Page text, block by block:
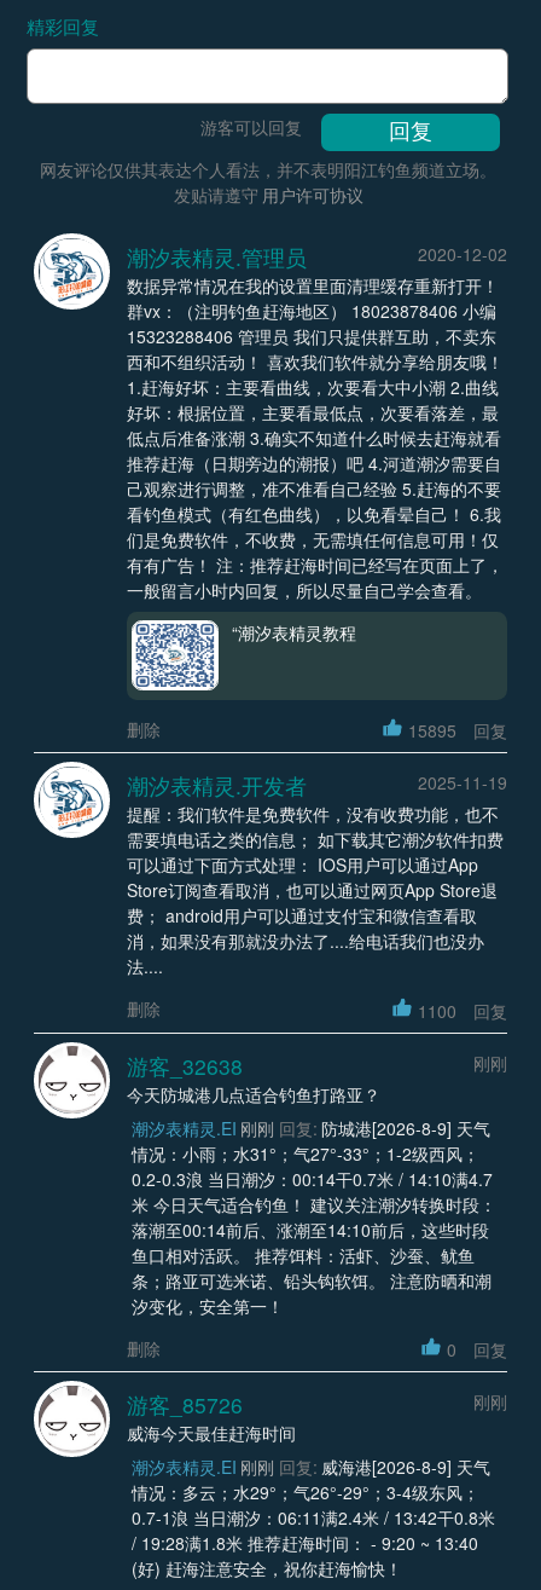
精彩回复
游客可以回复
网友评论仅供其表达个人看法，并不表明阳江钓鱼频道立场。
发贴请遵守 用户许可协议
潮汐表精灵.管理员
2020-12-02
数据异常情况在我的设置里面清理缓存重新打开！
群vx：（注明钓鱼赶海地区） 18023878406 小编
15323288406 管理员 我们只提供群互助，不卖东
西和不组织活动！ 喜欢我们软件就分享给朋友哦！
1.赶海好坏：主要看曲线，次要看大中小潮 2.曲线
好坏：根据位置，主要看最低点，次要看落差，最
低点后准备涨潮 3.确实不知道什么时候去赶海就看
推荐赶海（日期旁边的潮报）吧 4.河道潮汐需要自
己观察进行调整，准不准看自己经验 5.赶海的不要
看钓鱼模式（有红色曲线），以免看晕自己！ 6.我
们是免费软件，不收费，无需填任何信息可用！仅
有有广告！ 注：推荐赶海时间已经写在页面上了，
一般留言小时内回复，所以尽量自己学会查看。
“潮汐表精灵教程
删除 15895 回复
潮汐表精灵.开发者
2025-11-19
提醒：我们软件是免费软件，没有收费功能，也不
需要填电话之类的信息； 如下载其它潮汐软件扣费
可以通过下面方式处理： IOS用户可以通过App
Store订阅查看取消，也可以通过网页App Store退
费； android用户可以通过支付宝和微信查看取
消，如果没有那就没办法了....给电话我们也没办
法....
删除
1100 回复
游客_32638
刚刚
今天防城港几点适合钓鱼打路亚？
潮汐表精灵.EI 刚刚 回复: 防城港[2026-8-9] 天气
情况：小雨；水31°；气27°-33°；1-2级西风；
0.2-0.3浪 当日潮汐：00:14干0.7米 / 14:10满4.7
米 今日天气适合钓鱼！ 建议关注潮汐转换时段：
落潮至00:14前后、涨潮至14:10前后，这些时段
鱼口相对活跃。 推荐饵料：活虾、沙蚕、鱿鱼
条；路亚可选米诺、铅头钩软饵。 注意防晒和潮
汐变化，安全第一！
删除
0 回复
游客_85726
刚刚
威海今天最佳赶海时间
潮汐表精灵.EI 刚刚 回复: 威海港[2026-8-9] 天气
情况：多云；水29°；气26°-29°；3-4级东风；
0.7-1浪 当日潮汐：06:11满2.4米 / 13:42干0.8米
/ 19:28满1.8米 推荐赶海时间： - 9:20 ~ 13:40
(好) 赶海注意安全，祝你赶海愉快！